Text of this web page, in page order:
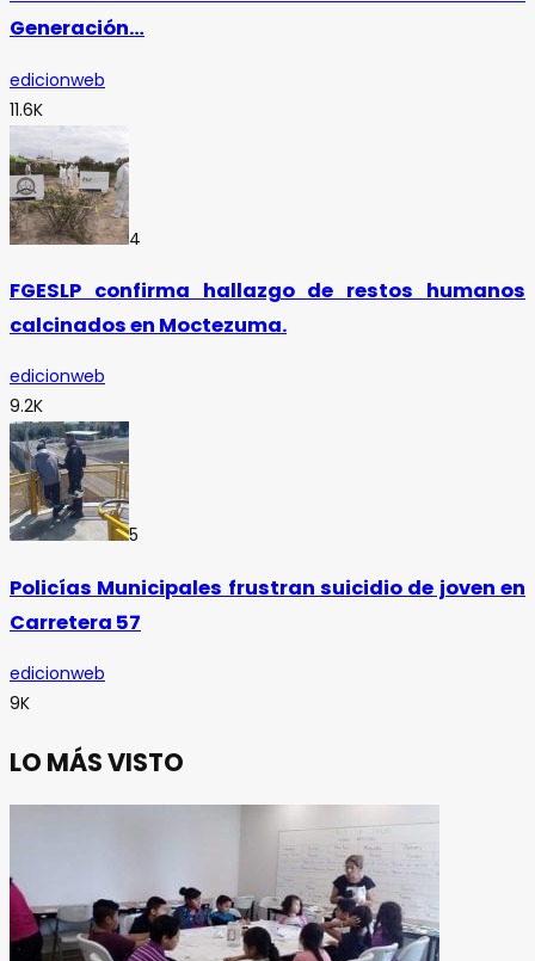
Generación…
edicionweb
11.6K
4
FGESLP confirma hallazgo de restos humanos
calcinados en Moctezuma.
edicionweb
9.2K
5
Policías Municipales frustran suicidio de joven en
Carretera 57
edicionweb
9K
LO MÁS VISTO